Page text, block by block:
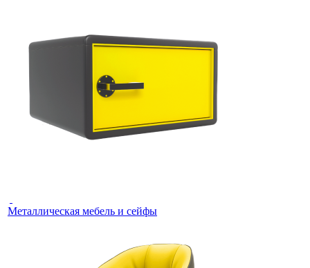
Металлическая мебель и сейфы